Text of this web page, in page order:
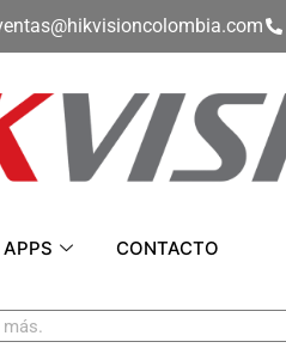
APPS CONTACTO